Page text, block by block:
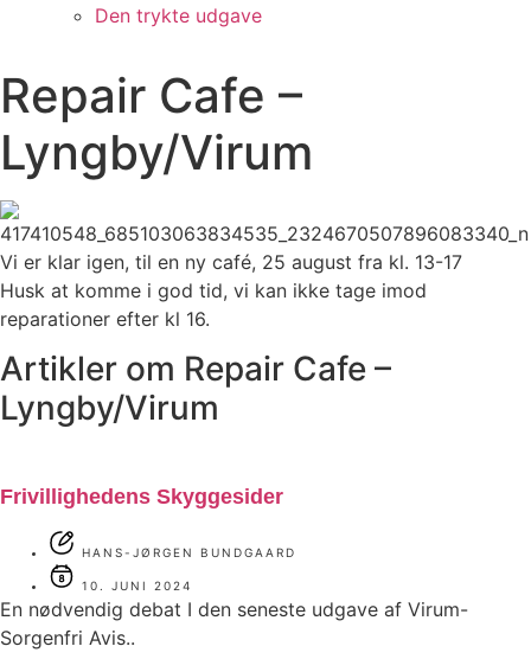
Den trykte udgave
Repair Cafe –
Lyngby/Virum
Vi er klar igen, til en ny café, 25 august fra kl. 13-17
Husk at komme i god tid, vi kan ikke tage imod
reparationer efter kl 16.
Artikler om Repair Cafe –
Lyngby/Virum
Frivillighedens Skyggesider
HANS-JØRGEN BUNDGAARD
10. JUNI 2024
En nødvendig debat I den seneste udgave af Virum-
Sorgenfri Avis..